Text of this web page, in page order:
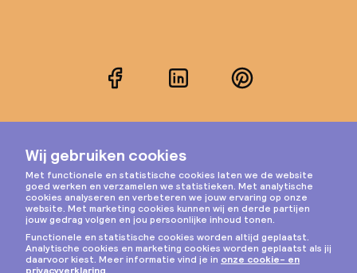
FacebookLinkedInPinterest
Instagram